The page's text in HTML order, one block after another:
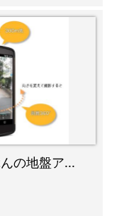
の地盤ア...